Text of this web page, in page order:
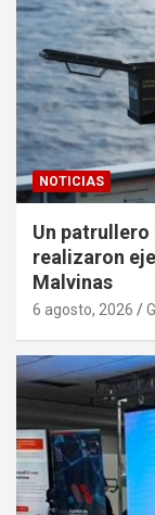
NOTICIAS
Un patrullero
realizaron
Malvinas
6 agosto, 2026